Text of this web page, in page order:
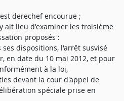
derechef encourue ;
ait lieu d'examiner les troisième
proposés :
ses dispositions, l'arrêt susvisé
en date du 10 mai 2012, et pour
à la loi,
devant la cour d'appel de
spéciale prise en